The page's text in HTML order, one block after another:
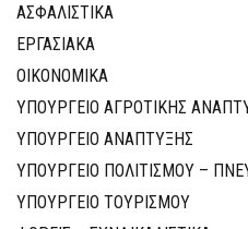
ΑΣΦΑΛΙΣΤΙΚΑ
ΕΡΓΑΣΙΑΚΑ
ΟΙΚΟΝΟΜΙΚΑ
ΥΠΟΥΡΓΕΙΟ ΑΓΡΟΤΙΚΗΣ
ΥΠΟΥΡΓΕΙΟ ΑΝΑΠΤΥΞΗΣ
ΥΠΟΥΡΓΕΙΟ ΠΟΛΙΤΙΣΜΟΥ –
ΥΠΟΥΡΓΕΙΟ ΤΟΥΡΙΣΜΟΥ